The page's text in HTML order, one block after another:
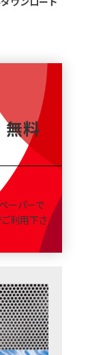
無料
ーパーで
ご利用下さ